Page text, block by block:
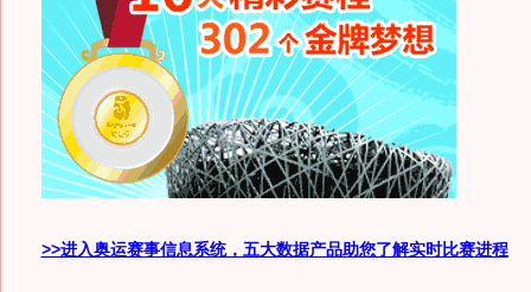
>>进入奥运赛事信息系统，五大数据产品助您了解实时比赛进程